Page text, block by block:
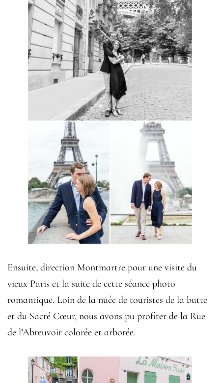
Ensuite, direction Montmartre pour une visite du
vieux Paris et la suite de cette séance photo
romantique. Loin de la nuée de touristes de la butte
et du Sacré Cœur, nous avons pu profiter de la Rue
de l’Abreuvoir colorée et arborée.